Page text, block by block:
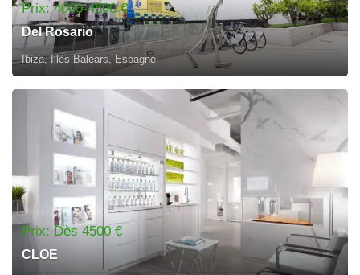
Prix: 4000-4500 €
Del Rosario
Ibiza, Illes Balears, Espagne
Prix: Dès 4500 €
CLOE